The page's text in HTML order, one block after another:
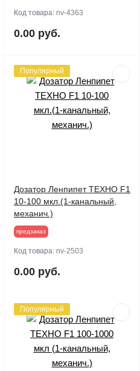
Код товара: nv-4363
0.00 руб.
Популярный
Дозатор Ленпипет ТЕХНО F1
10-100 мкл.(1-канальный,
механич.)
предзаказ
Код товара: nv-2503
0.00 руб.
Популярный